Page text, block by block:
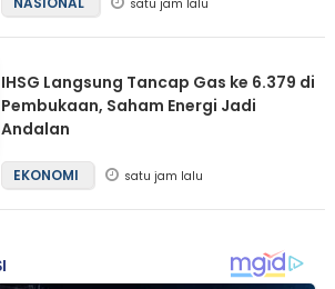
satu jam lalu
IHSG Langsung Tancap Gas ke 6.379 di
Pembukaan, Saham Energi Jadi
Andalan
EKONOMI satu jam lalu